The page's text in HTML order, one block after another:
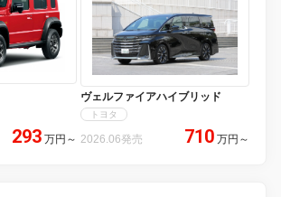
293 万円 ～
ヴェルファイアハイブリッド
トヨタ
2026.06発売 710 万円 ～